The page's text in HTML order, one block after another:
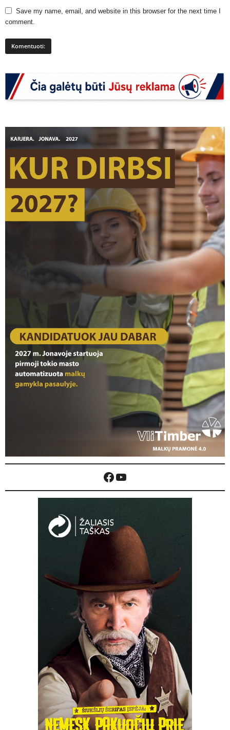
Save my name, email, and website in this browser for the next time I
comment.
Facebook
YouTube